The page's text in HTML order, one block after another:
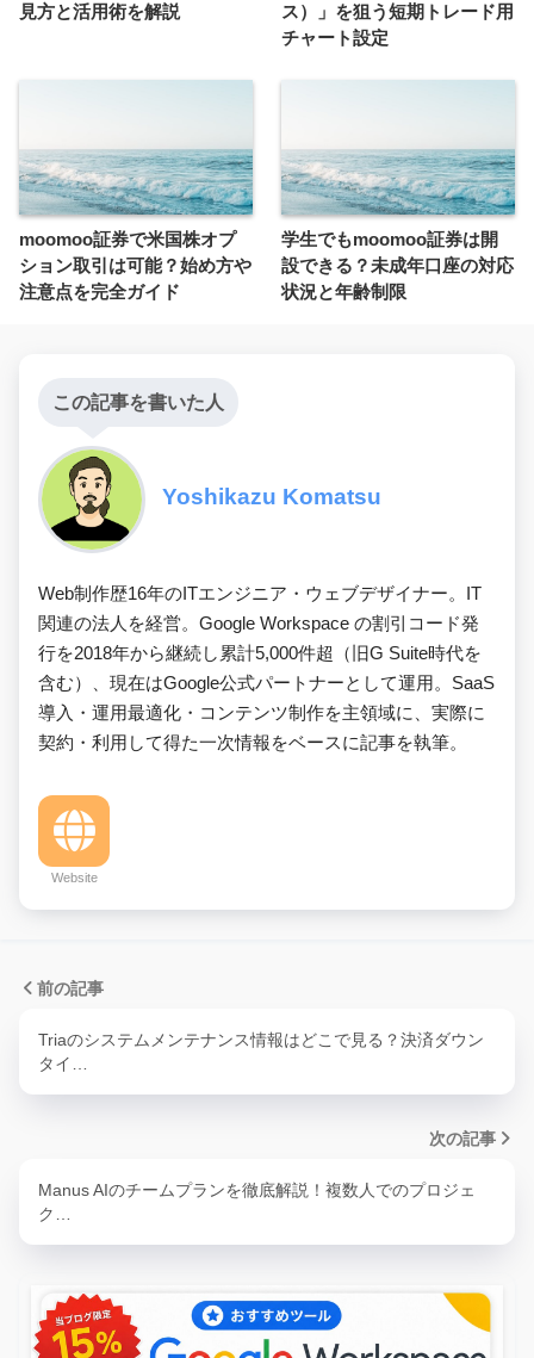
見方と活用術を解説
ス）」を狙う短期トレード用
チャート設定
moomoo証券で米国株オプ
ション取引は可能？始め方や
注意点を完全ガイド
学生でもmoomoo証券は開
設できる？未成年口座の対応
状況と年齢制限
この記事を書いた人
Yoshikazu Komatsu
Web制作歴16年のITエンジニア・ウェブデザイナー。IT
関連の法人を経営。Google Workspace の割引コード発
行を2018年から継続し累計5,000件超（旧G Suite時代を
含む）、現在はGoogle公式パートナーとして運用。SaaS
導入・運用最適化・コンテンツ制作を主領域に、実際に
契約・利用して得た一次情報をベースに記事を執筆。
Website
前の記事
Triaのシステムメンテナンス情報はどこで見る？決済ダウン
タイ…
次の記事
Manus AIのチームプランを徹底解説！複数人でのプロジェ
ク…